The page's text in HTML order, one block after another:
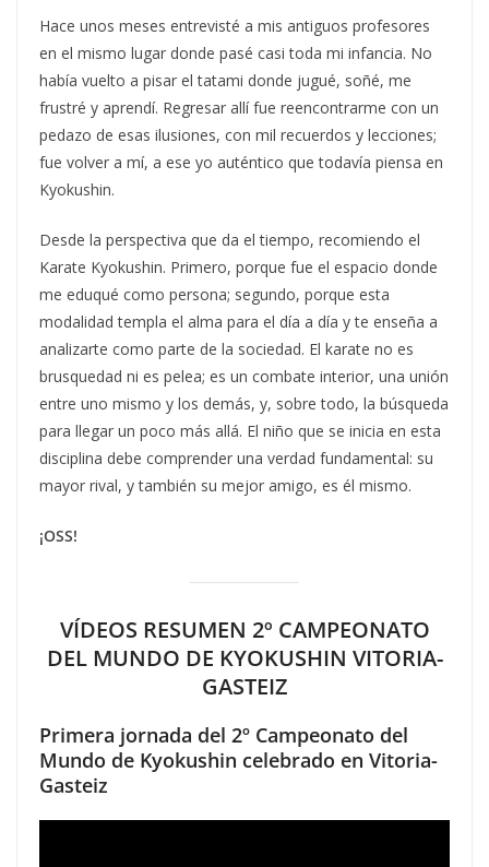
Hace unos meses entrevisté a mis antiguos profesores
en el mismo lugar donde pasé casi toda mi infancia. No
había vuelto a pisar el tatami donde jugué, soñé, me
frustré y aprendí. Regresar allí fue reencontrarme con un
pedazo de esas ilusiones, con mil recuerdos y lecciones;
fue volver a mí, a ese yo auténtico que todavía piensa en
Kyokushin.
Desde la perspectiva que da el tiempo, recomiendo el
Karate Kyokushin. Primero, porque fue el espacio donde
me eduqué como persona; segundo, porque esta
modalidad templa el alma para el día a día y te enseña a
analizarte como parte de la sociedad. El karate no es
brusquedad ni es pelea; es un combate interior, una unión
entre uno mismo y los demás, y, sobre todo, la búsqueda
para llegar un poco más allá. El niño que se inicia en esta
disciplina debe comprender una verdad fundamental: su
mayor rival, y también su mejor amigo, es él mismo.
¡OSS!
VÍDEOS RESUMEN 2º CAMPEONATO
DEL MUNDO DE KYOKUSHIN VITORIA-
GASTEIZ
Primera jornada del 2º Campeonato del
Mundo de Kyokushin celebrado en Vitoria-
Gasteiz